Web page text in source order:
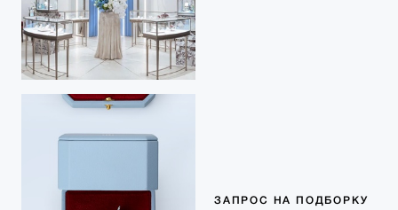
ЗАПРОС НА ПОДБОРКУ